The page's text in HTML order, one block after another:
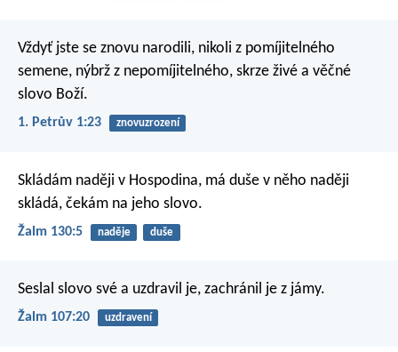
Vždyť jste se znovu narodili, nikoli z pomíjitelného
semene, nýbrž z nepomíjitelného, skrze živé a věčné
slovo Boží.
1. Petrův 1:23 znovuzrození
Skládám naději v Hospodina, má duše v něho naději
skládá, čekám na jeho slovo.
Žalm 130:5 naděje duše
Seslal slovo své a uzdravil je, zachránil je z jámy.
Žalm 107:20 uzdravení